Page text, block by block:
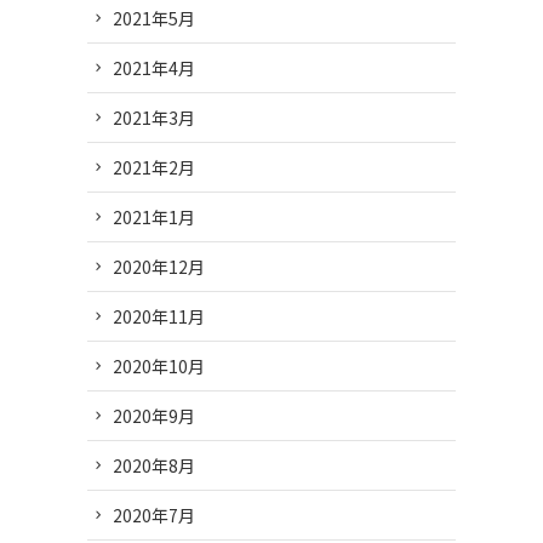
2021年5月
2021年4月
2021年3月
2021年2月
2021年1月
2020年12月
2020年11月
2020年10月
2020年9月
2020年8月
2020年7月